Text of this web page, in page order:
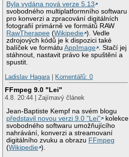
Byla vydána nová verze 5.13
svobodného multiplatformního softwaru
pro konverzi a zpracování digitálních
fotografií primárně ve formátů RAW
RawTherapee (Wikipedie ). Vedle
zdrojových kódů je k dispozici také
balíček ve formátuAppImage . Stačí jej
stáhnout, nastavit právo ke spuštění a
spustit.
Ladislav Hagara| Komentářů: 0
FFmpeg 9.0 "Lei"
4.8. 20:44 | Zajímavý článek
Jean-Baptiste Kempf na svém blogu
představil novou verzi 9.0 "Lei"
kolekce
svobodného softwaru umožňujícího
nahrávání, konverzi a streamovaní
digitálního zvuku a obrazu FFmpeg
(Wikipedie ).